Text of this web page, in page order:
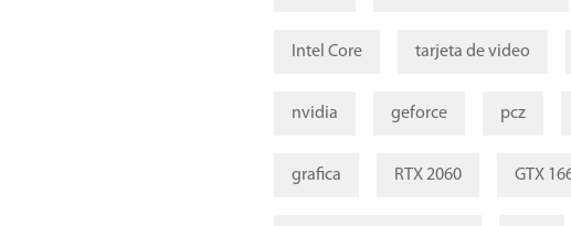
Intel Core tarjeta de video
nvidia geforce pcz
grafica RTX 2060 GTX